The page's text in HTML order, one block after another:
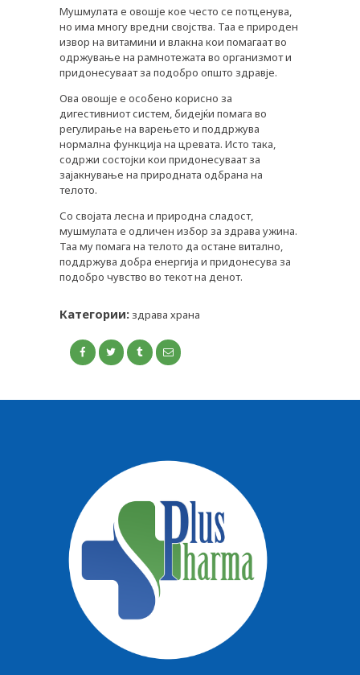
PLUSPHARMA
АПТЕКИ
ПРЕПОРАКИ
СОВЕТИ
СПИСАНИЕ
КАРИЕРА
Мушмулата е овошје кое често се потценува,
но има многу вредни својства. Таа е природен
извор на витамини и влакна кои помагаат во
одржување на рамнотежата во организмот и
придонесуваат за подобро општо здравје.
Ова овошје е особено корисно за
дигестивниот систем, бидејќи помага во
регулирање на варењето и поддржува
нормална функција на цревата. Исто така,
содржи состојки кои придонесуваат за
зајакнување на природната одбрана на
телото.
Со својата лесна и природна сладост,
мушмулата е одличен избор за здрава ужина.
Таа му помага на телото да остане витално,
поддржува добра енергија и придонесува за
подобро чувство во текот на денот.
Категории:здрава храна